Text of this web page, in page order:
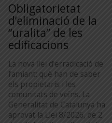
Obligatorietat
d’eliminació de la
“uralita” de les
edificacions
La nova llei d’erradicació de
l’amiant: què han de saber
els propietaris i les
comunitats de veïns. La
Generalitat de Catalunya ha
aprovat la Llei 8/2026, de 2